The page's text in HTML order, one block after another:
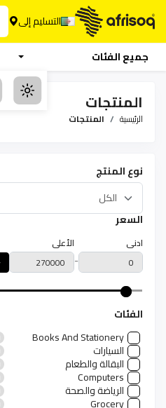
التسليم إلى
جميع الفئات
المنتجات
الرئيسية المنتجات
نوع المنتج
السعر
ادنى
-
الأعلى
الفئات
Books And Stationery
السيارات
البقالة والطعام
Computers
الرياضة والصحة
Grocery